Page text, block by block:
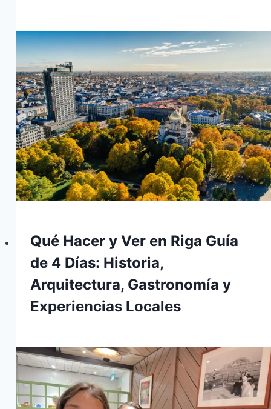
Qué Hacer y Ver en Riga Guía
de 4 Días: Historia,
Arquitectura, Gastronomía y
Experiencias Locales